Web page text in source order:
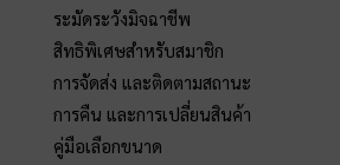
ระมัดระวังมิจฉาชีพ
สิทธิพิเศษสำหรับสมาชิก
การจัดส่ง และติดตามสถานะ
การคืน และการเปลี่ยนสินค้า
คู่มือเลือกขนาด